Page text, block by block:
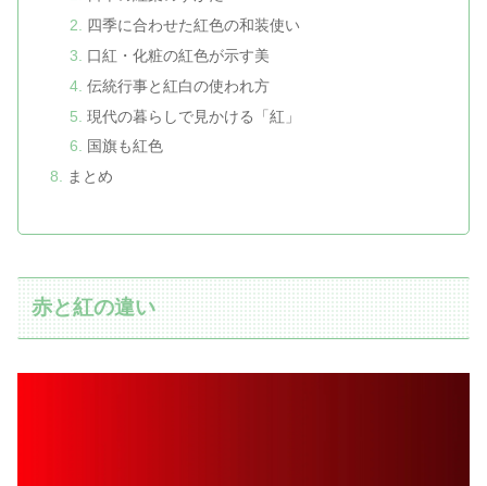
四季に合わせた紅色の和装使い
口紅・化粧の紅色が示す美
伝統行事と紅白の使われ方
現代の暮らしで見かける「紅」
国旗も紅色
まとめ
赤と紅の違い